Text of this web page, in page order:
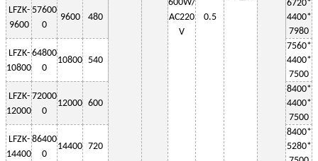
600W/
AC220
V
0.5
LFZK-
9600
57600
0
9600 480
6720*
4400*
7980
LFZK-
10800
64800
0
10800 540
7560*
4400*
7500
LFZK-
12000
72000
0
12000 600
8400*
4400*
7500
LFZK-
14400
86400
0
14400 720
8400*
5280*